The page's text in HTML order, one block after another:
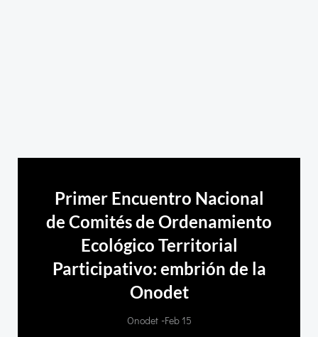
Primer Encuentro Nacional
de Comités de Ordenamiento
Ecológico Territorial
Participativo: embrión de la
Onodet
Onodet -Feb 15